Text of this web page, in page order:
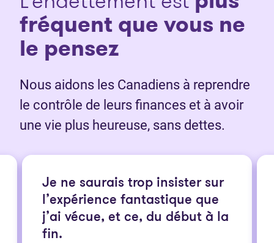
fréquent que vous ne
le pensez
Nous aidons les Canadiens à reprendre
le contrôle de leurs finances et à avoir
une vie plus heureuse, sans dettes.
Je ne saurais trop insister sur
l’expérience fantastique que
j’ai vécue, et ce, du début à la
fin.